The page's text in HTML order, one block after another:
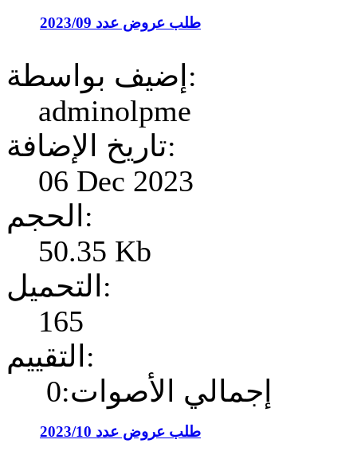
طلب عروض عدد 2023/09
إضيف بواسطة:
adminolpme
تاريخ الإضافة:
06 Dec 2023
الحجم:
50.35 Kb
التحميل:
165
التقييم:
إجمالي الأصوات:0
طلب عروض عدد 2023/10